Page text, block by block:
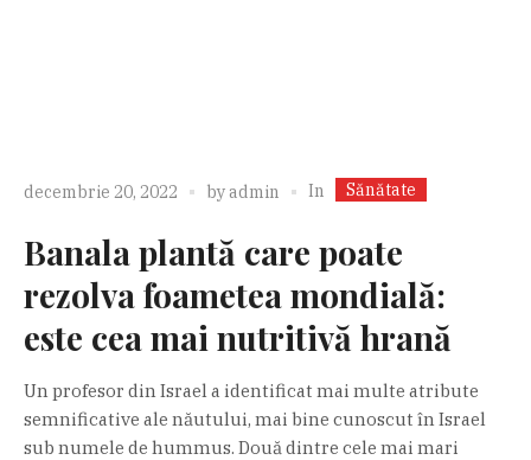
decembrie 20, 2022 byadmin In Sănătate
Banala plantă care poate
rezolva foametea mondială:
este cea mai nutritivă hrană
Un profesor din Israel a identificat mai multe atribute
semnificative ale năutului, mai bine cunoscut în Israel
sub numele de hummus. Două dintre cele mai mari